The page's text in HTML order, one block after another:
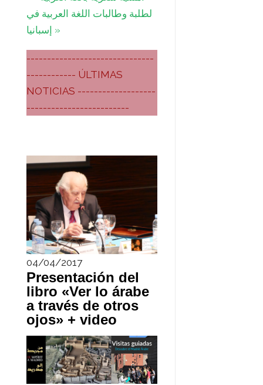
لطلبة وطالبات اللغة العربية في
»
-------------------------------
------------ ÚLTIMAS
NOTICIAS -------------------
-------------------------
04/04/2017
Presentación del
libro «Ver lo árabe
a través de otros
ojos» + video